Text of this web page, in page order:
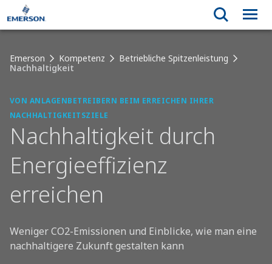
Emerson Kompetenz
Betriebliche Spitzenleistung
Nachhaltigkeit
VON ANLAGENBETREIBERN BEIM ERREICHEN IHRER
NACHHALTIGKEITSZIELE
Nachhaltigkeit durch
Energieeffizienz
erreichen
Weniger CO2-Emissionen und Einblicke, wie man eine
nachhaltigere Zukunft gestalten kann